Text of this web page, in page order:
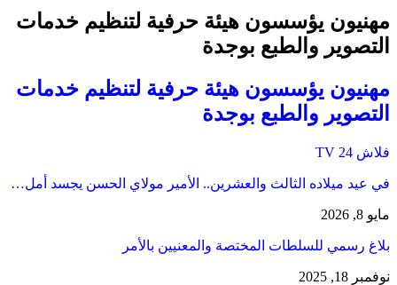
مهنيون يؤسسون هيئة حرفية لتنظيم خدمات
التصوير والطبع بوجدة
مهنيون يؤسسون هيئة حرفية لتنظيم خدمات
التصوير والطبع بوجدة
فلاش 24 TV
في عيد ميلاده الثالث والعشرين.. الأمير مولاي الحسن يجسد أمل…
مايو 8, 2026
بلاغ رسمي للسلطات المختصة والمعنيين بالأمر
نوفمبر 18, 2025